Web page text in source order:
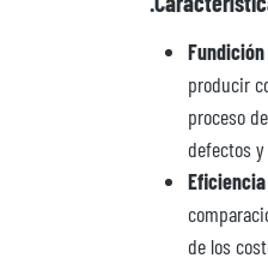
producir
proceso
defectos
de los